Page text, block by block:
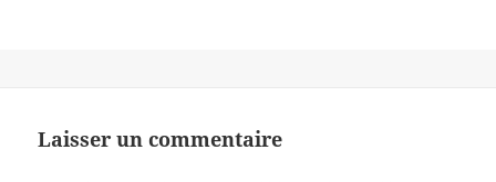
Laisser un commentaire